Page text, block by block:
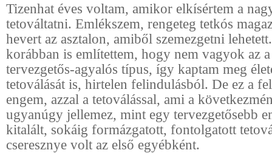
Tizenhat éves voltam, amikor elkísértem a
tetováltatni. Emlékszem, rengeteg tetkós
hevert az asztalon, amiből szemezgetni
korábban is említettem, hogy nem vagyok az
tervezgetős-agyalós típus, így kaptam meg
tetoválását is, hirtelen felindulásból. De ez a
engem, azzal a tetoválással, ami a
ugyanúgy jellemez, mint egy tervezgetősebb
kitalált, sokáig formázgatott, fontolgatott
cseresznye volt az első egyébként.